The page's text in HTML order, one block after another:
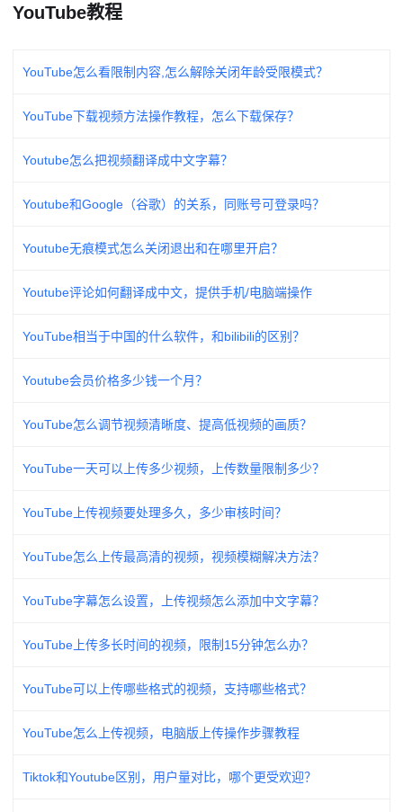
YouTube教程
YouTube怎么看限制内容,怎么解除关闭年龄受限模式？
YouTube下载视频方法操作教程，怎么下载保存？
Youtube怎么把视频翻译成中文字幕？
Youtube和Google（谷歌）的关系，同账号可登录吗？
Youtube无痕模式怎么关闭退出和在哪里开启？
Youtube评论如何翻译成中文，提供手机/电脑端操作
YouTube相当于中国的什么软件，和bilibili的区别？
Youtube会员价格多少钱一个月？
YouTube怎么调节视频清晰度、提高低视频的画质？
YouTube一天可以上传多少视频，上传数量限制多少？
YouTube上传视频要处理多久，多少审核时间？
YouTube怎么上传最高清的视频，视频模糊解决方法？
YouTube字幕怎么设置，上传视频怎么添加中文字幕？
YouTube上传多长时间的视频，限制15分钟怎么办？
YouTube可以上传哪些格式的视频，支持哪些格式？
YouTube怎么上传视频，电脑版上传操作步骤教程
Tiktok和Youtube区别，用户量对比，哪个更受欢迎？